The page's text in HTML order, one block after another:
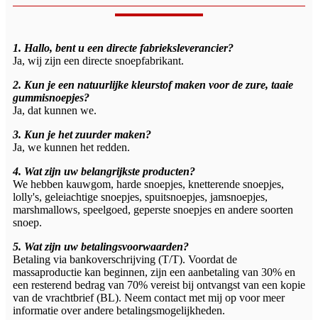
1. Hallo, bent u een directe fabrieksleverancier?
Ja, wij zijn een directe snoepfabrikant.
2. Kun je een natuurlijke kleurstof maken voor de zure, taaie
gummisnoepjes?
Ja, dat kunnen we.
3. Kun je het zuurder maken?
Ja, we kunnen het redden.
4. Wat zijn uw belangrijkste producten?
We hebben kauwgom, harde snoepjes, knetterende snoepjes,
lolly's, geleiachtige snoepjes, spuitsnoepjes, jamsnoepjes,
marshmallows, speelgoed, geperste snoepjes en andere soorten
snoep.
5. Wat zijn uw betalingsvoorwaarden?
Betaling via bankoverschrijving (T/T). Voordat de
massaproductie kan beginnen, zijn een aanbetaling van 30% en
een resterend bedrag van 70% vereist bij ontvangst van een kopie
van de vrachtbrief (BL). Neem contact met mij op voor meer
informatie over andere betalingsmogelijkheden.